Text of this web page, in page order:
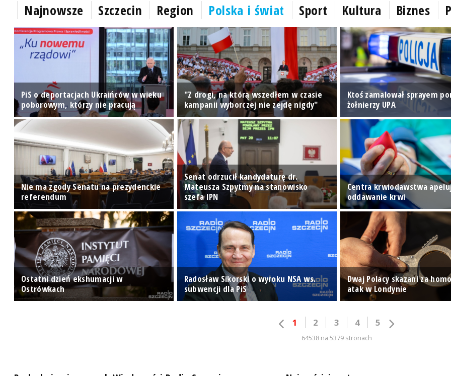
Najnowsze Szczecin Region Polska i świat Sport Kultura Biznes
PiS o deportacjach Ukraińców w wieku
poborowym, którzy nie pracują
"Z drogi, na którą wszedłem w czasie
kampanii wyborczej nie zejdę nigdy"
Ktoś zamalował sprayem
żołnierzy UPA
Nie ma zgody Senatu na prezydenckie
referendum
Senat odrzucił kandydaturę dr.
Mateusza Szpytmy na stanowisko
szefa IPN
Centra krwiodawstwa
oddawanie krwi
Ostatni dzień ekshumacji w
Ostrówkach
Radosław Sikorski o wyroku NSA ws.
subwencji dla PiS
Dwaj Polacy skazani za
atak w Londynie
1 2 3 4 5
64538 na 5379 stronach